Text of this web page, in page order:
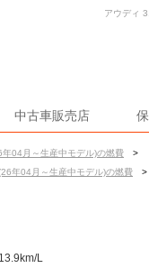
中古車販売店
年04月～生産中モデル)の燃費 >
年04月～生産中モデル)の燃費 >
アウディ
L